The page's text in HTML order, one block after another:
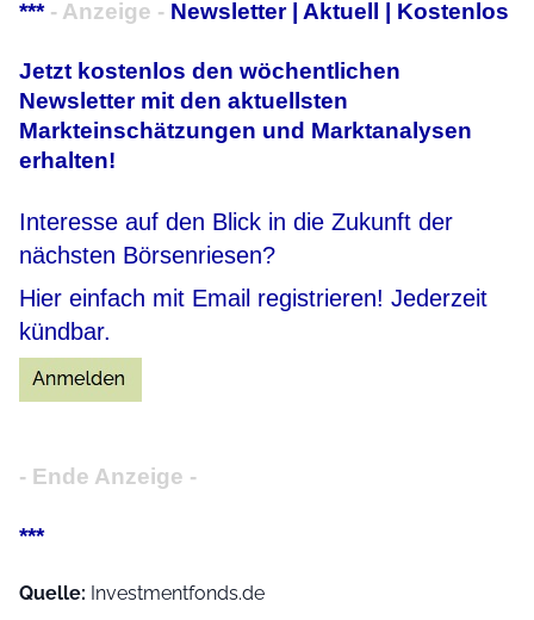
*** - Anzeige - Newsletter | Aktuell | Kostenlos
Jetzt kostenlos den wöchentlichen
Newsletter mit den aktuellsten
Markteinschätzungen und Marktanalysen
erhalten!
Interesse auf den Blick in die Zukunft der
nächsten Börsenriesen?
Hier einfach mit Email registrieren! Jederzeit
kündbar.
- Ende Anzeige -
***
Quelle: Investmentfonds.de